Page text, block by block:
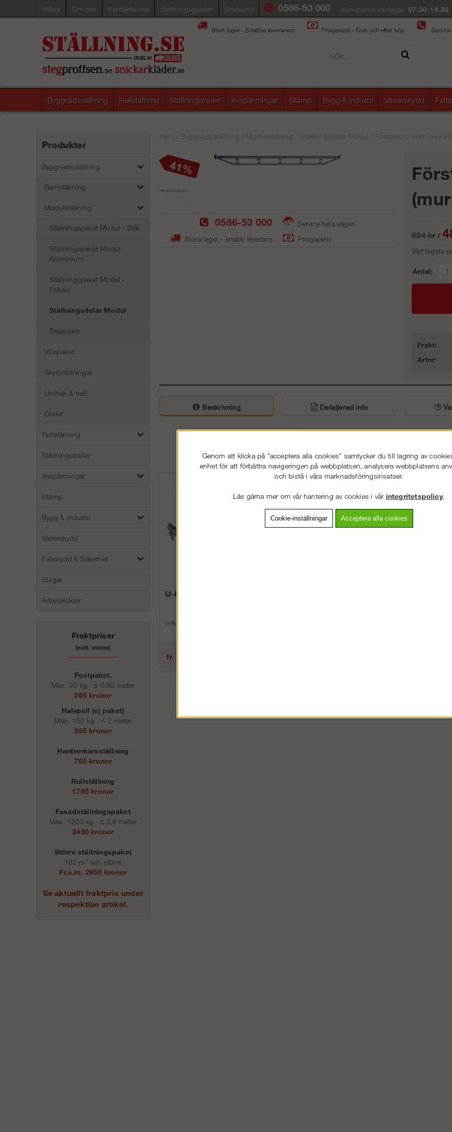
Villkor Om oss Kontakta oss Ställningsguiden Storkund 0586-53 000 Kundtjänst vardagar:07.30-16.30
Stort lager - Snabba leveranser Prisgaranti - Före och efter köp
Byggnadsställning Rullställning Ställningstrailer Avspärrningar Stämp Bygg & industri Väderskydd
Produkter
Byggnadsställning
Ramställning
Modulställning
Ställningspaket Modul - Stål
Ställningspaket Modul-
Aluminium
Ställningspaket Modul -
Hybrid
Ställningsdelar Modul
Trapptorn
Villapaket
Skyltställningar
Unihak & trall
Outlet
Rullställning
Ställningstrailer
Avspärrningar
Stämp
Bygg & industri
Väderskydd
Fallskydd & Säkerhet
Stegar
Arbetskläder
Fraktpriser
(exkl. moms)
Postpaket.
Max. 20 kg
≤ 0,80 meter
295 kronor
Halvpall (ej paket)
Max. 150 kg < 2 meter
595 kronor
Hantverkarsställning
795 kronor
Rullställning
1795 kronor
Fasadställningspaket
Max. 1200 kg
≤ 3,6 meter
2450 kronor
Större ställningspaket
182 m² och större
Fr.o.m. 2950 kronor
Se aktuellt fraktpris under
respektive artikel.
Hem Byggnadsställning Modulställning Ställningsdelar Modul Förstärkt u-bom
41
0586-53 000
Service hela vägen
Stora lager - snabb leverans
Prisgaranti 824kr /
Vårt lägsta
Antal:
Frakt:
Artnr:
Beskrivning Detaljerad info
U-bom
U-Bom monteras på spirornas kransar
och låses med kilkopplingarna.
fr. 311 kr
Genom att klicka på "acceptera alla cookies" samtycker du till lagring av
enhet för att förbättra navigeringen på webbplatsen, analysera webbplatsens
och bistå i våra marknadsföringsinsatser.
Läs gärna mer om vår hantering av cookies i vår integritetspolicy.
Cookie-inställningar Acceptera alla cookies
VÄLKOMMEN TILLSTÄLLNING.SE